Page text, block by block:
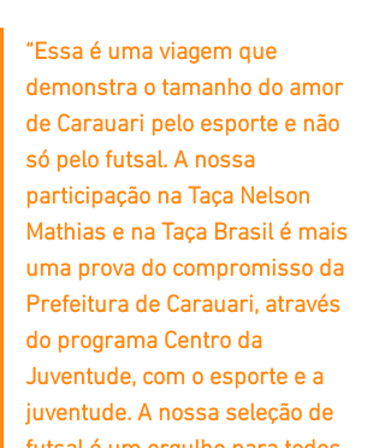
“Essa é uma viagem que
demonstra o tamanho do amor
de Carauari pelo esporte e não
só pelo futsal. A nossa
participação na Taça Nelson
Mathias e na Taça Brasil é mais
uma prova do compromisso da
Prefeitura de Carauari, através
do programa Centro da
Juventude, com o esporte e a
juventude. A nossa seleção de